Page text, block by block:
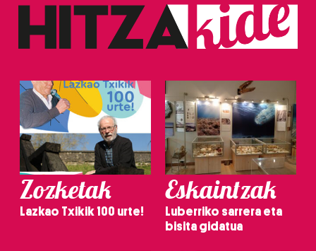
Zozketak
Lazkao Txikik 100 urte!
Eskaintzak
Luberriko sarrera eta
bisita gidatua